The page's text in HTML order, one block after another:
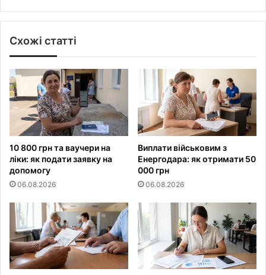
Схожі статті
10 800 грн та ваучери на
ліки: як подати заявку на
допомогу
06.08.2026
Виплати військовим з
Енергодара: як отримати 50
000 грн
06.08.2026